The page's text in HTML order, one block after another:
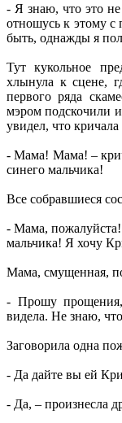
- Я знаю, что это
отношусь к этому с
быть, однажды я
Тут кукольное
хлынула к сцене,
первого ряда
мэром подскочили
увидел, что
- Мама! Мама! –
синего мальчика!
Все собравшиеся
- Мама,
мальчика! Я хочу
Мама, смущенная,
- Прошу
видела. Не знаю,
Заговорила одна
- Да дайте вы ей
- Да, – произнесла